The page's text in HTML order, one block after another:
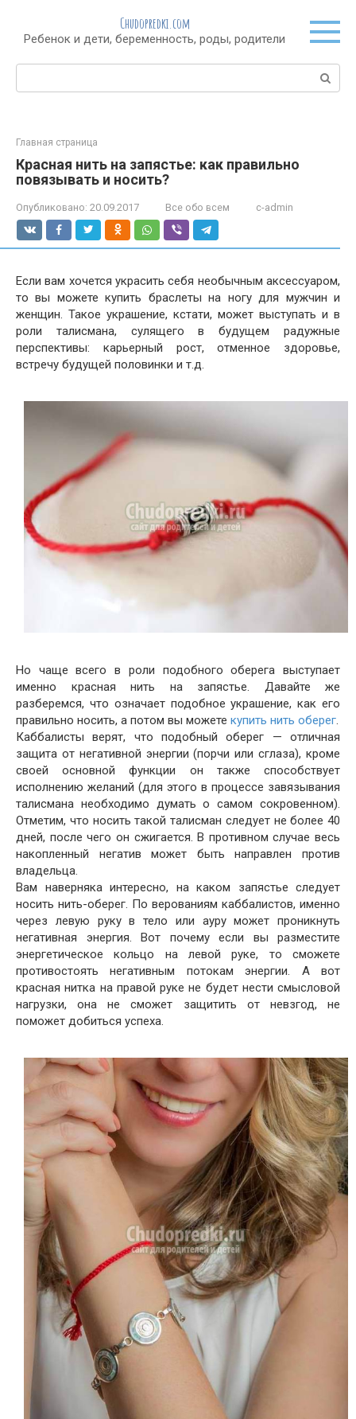
контенту
Chudopredki.com
Ребенок и дети, беременность, роды, родители
Поиск:
Главная страница
Красная нить на запястье: как правильно
повязывать и носить?
Опубликовано: 20.09.2017 Все обо всем c-admin
Если вам хочется украсить себя необычным аксессуаром,
то вы можете купить браслеты на ногу для мужчин и
женщин. Такое украшение, кстати, может выступать и в
роли талисмана, сулящего в будущем радужные
перспективы: карьерный рост, отменное здоровье,
встречу будущей половинки и т.д.
Но чаще всего в роли подобного оберега выступает
именно красная нить на запястье. Давайте же
разберемся, что означает подобное украшение, как его
правильно носить, а потом вы можете купить нить оберег.
Каббалисты верят, что подобный оберег — отличная
защита от негативной энергии (порчи или сглаза), кроме
своей основной функции он также способствует
исполнению желаний (для этого в процессе завязывания
талисмана необходимо думать о самом сокровенном).
Отметим, что носить такой талисман следует не более 40
дней, после чего он сжигается. В противном случае весь
накопленный негатив может быть направлен против
владельца.
Вам наверняка интересно, на каком запястье следует
носить нить-оберег. По верованиям каббалистов, именно
через левую руку в тело или ауру может проникнуть
негативная энергия. Вот почему если вы разместите
энергетическое кольцо на левой руке, то сможете
противостоять негативным потокам энергии. А вот
красная нитка на правой руке не будет нести смысловой
нагрузки, она не сможет защитить от невзгод, не
поможет добиться успеха.